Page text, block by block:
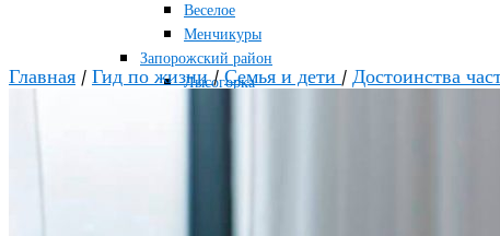
Веселое
Менчикуры
Запорожский район
Лысогорка
Главная / Гид по жизни/ Семья и дети / Достоинства